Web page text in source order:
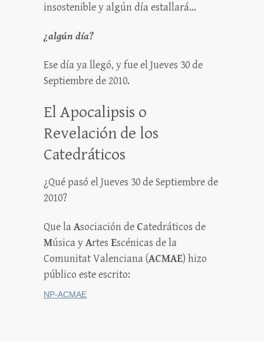
insostenible y algún día estallará…
¿algún día?
Ese día ya llegó, y fue el Jueves 30 de
Septiembre de 2010.
El Apocalipsis o
Revelación de los
Catedráticos
¿Qué pasó el Jueves 30 de Septiembre de
2010?
Que la Asociación de Catedráticos de
Música yArtes Escénicas de la
Comunitat Valenciana (ACMAE) hizo
público este escrito:
NP-ACMAE